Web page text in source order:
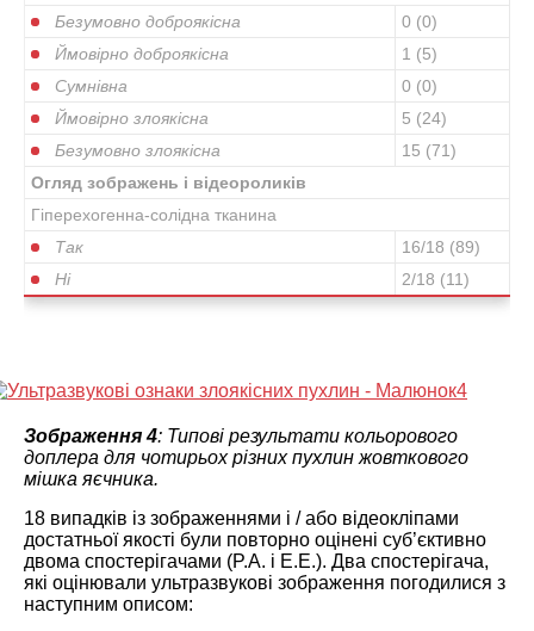
Безумовно доброякісна
0 (0)
Ймовірно доброякісна
1 (5)
Сумнівна
0 (0)
Ймовірно злоякісна
5 (24)
Безумовно злоякісна
15 (71)
Огляд зображень і відеороликів
Гіперехогенна-солідна тканина
Так
16/18 (89)
Ні
2/18 (11)
Зображення 4: Типові результати кольорового
доплера для чотирьох різних пухлин жовткового
мішка яєчника.
18 випадків із зображеннями і / або відеокліпами
достатньої якості були повторно оцінені суб’єктивно
двома спостерігачами (P.A. і E.E.). Два спостерігача,
які оцінювали ультразвукові зображення погодилися з
наступним описом: